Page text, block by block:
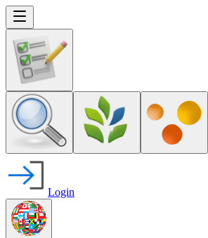
Login